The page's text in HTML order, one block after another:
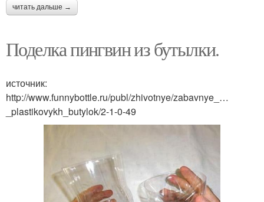
читать дальше →
Поделка пингвин из бутылки.
источник:
http://www.funnybottle.ru/publ/zhivotnye/zabavnye_…
_plastikovykh_butylok/2-1-0-49